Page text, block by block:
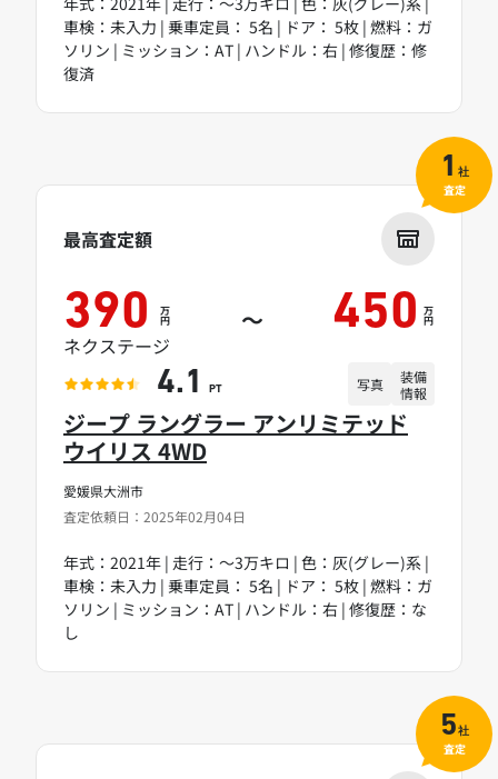
車検：未入力 | 乗車定員： 5名 | ドア： 5枚 | 燃料：ガ
ソリン | ミッション：AT | ハンドル：右 | 修復歴：修
復済
愛媛県大洲市
査定依頼日：2025年02月04日
ジープ ラングラー アンリミテッド
ウイリス 4WD
年式：2021年 | 走行：～3万キロ | 色：灰(グレー)系 |
車検：未入力 | 乗車定員： 5名 | ドア： 5枚 | 燃料：ガ
ソリン | ミッション：AT | ハンドル：右 | 修復歴：な
し
最高査定額
390 万
円 ～ 450 万
円
ネクステージ
4.1 PT 写真
装備
情報
1 社
査定
5社
査定